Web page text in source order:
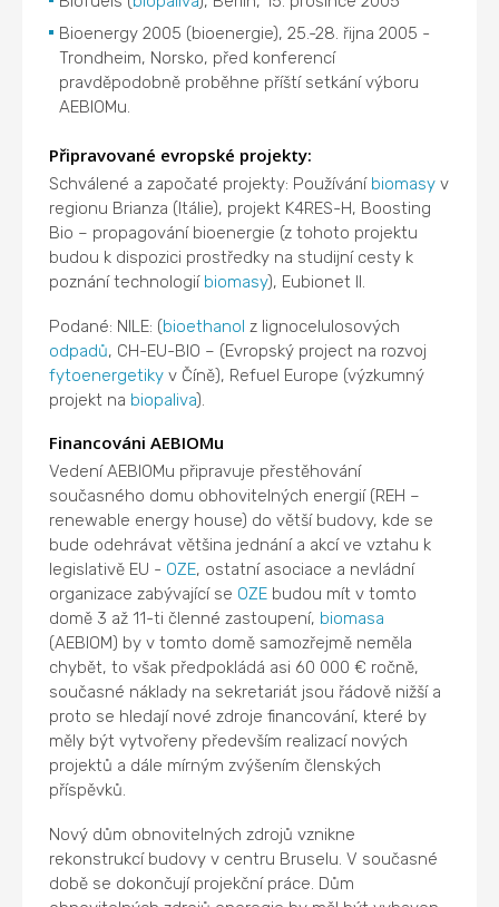
Bioenergy 2005 (bioenergie), 25.-28. řijna 2005 -
Trondheim, Norsko, před konferencí
pravděpodobně proběhne příští setkání výboru
AEBIOMu.
Připravované evropské projekty:
Schválené a započaté projekty: Používání biomasy v
regionu Brianza (Itálie), projekt K4RES-H, Boosting
Bio – propagování bioenergie (z tohoto projektu
budou k dispozici prostředky na studijní cesty k
poznání technologií biomasy), Eubionet II.
Podané: NILE: (bioethanol z lignocelulosových
odpadů, CH-EU-BIO – (Evropský project na rozvoj
fytoenergetiky v Číně), Refuel Europe (výzkumný
projekt na biopaliva).
Financováni AEBIOMu
Vedení AEBIOMu připravuje přestěhování
současného domu obhovitelných energií (REH –
renewable energy house) do větší budovy, kde se
bude odehrávat většina jednání a akcí ve vztahu k
legislativě EU - OZE, ostatní asociace a nevládní
organizace zabývající se OZE budou mít v tomto
domě 3 až 11-ti členné zastoupení, biomasa
(AEBIOM) by v tomto domě samozřejmě neměla
chybět, to však předpokládá asi 60 000 € ročně,
současné náklady na sekretariát jsou řádově nižší a
proto se hledají nové zdroje financování, které by
měly být vytvořeny především realizací nových
projektů a dále mírným zvýšením členských
příspěvků.
Nový dům obnovitelných zdrojů vznikne
rekonstrukcí budovy v centru Bruselu. V současné
době se dokončují projekční práce. Dům